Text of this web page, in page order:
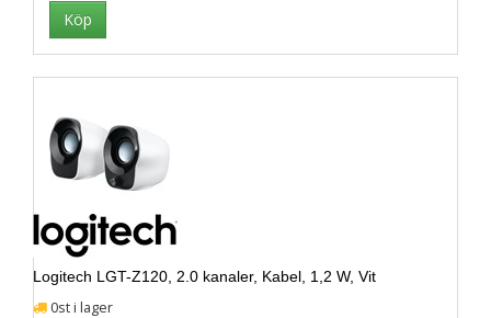
Logitech LGT-Z120, 2.0 kanaler, Kabel, 1,2 W, Vit
0st i lager